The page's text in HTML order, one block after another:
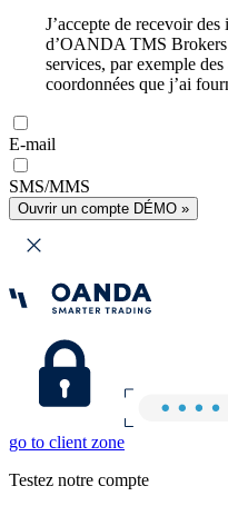
J’accepte de recevoir
d’OANDA TMS Brokers
services, par exemple
coordonnées que j’ai
E-mail
SMS/MMS
Ouvrir un compte DÉMO »
go to client zone
Testez notre compte